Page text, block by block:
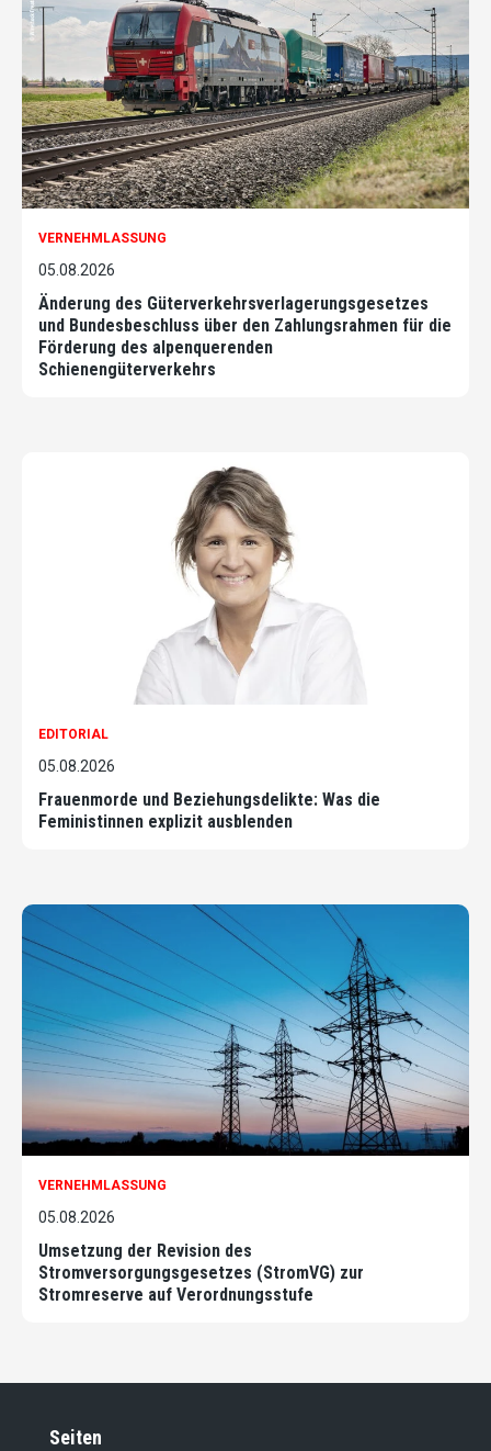
VERNEHMLASSUNG
05.08.2026
Änderung des Güterverkehrsverlagerungsgesetzes
und Bundesbeschluss über den Zahlungsrahmen für die
Förderung des alpenquerenden
Schienengüterverkehrs
EDITORIAL
05.08.2026
Frauenmorde und Beziehungsdelikte: Was die
Feministinnen explizit ausblenden
VERNEHMLASSUNG
05.08.2026
Umsetzung der Revision des
Stromversorgungsgesetzes (StromVG) zur
Stromreserve auf Verordnungsstufe
Seiten